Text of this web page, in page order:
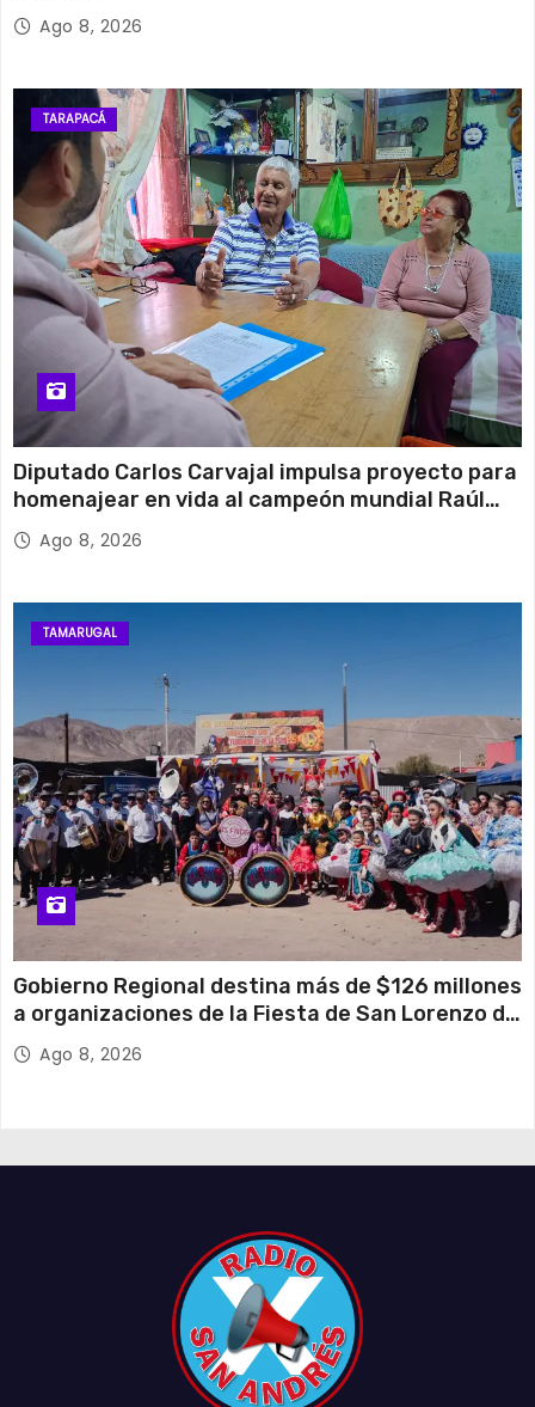
Ago 8, 2026
TARAPACÁ
Diputado Carlos Carvajal impulsa proyecto para
homenajear en vida al campeón mundial Raúl
Choque
Ago 8, 2026
TAMARUGAL
Gobierno Regional destina más de $126 millones
a organizaciones de la Fiesta de San Lorenzo de
Tarapacá
Ago 8, 2026